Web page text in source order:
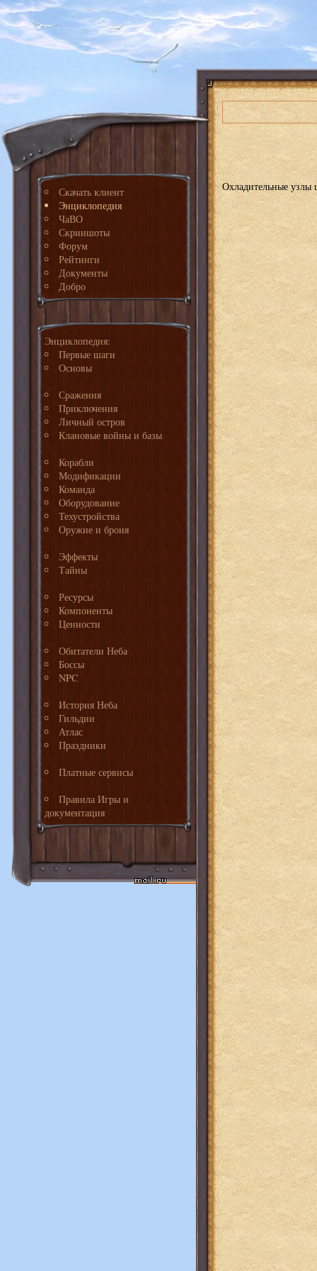
Скачать клиент
Энциклопедия
ЧаВО
Скриншоты
Форум
Рейтинги
Документы
Добро
Энциклопедия:
Первые шаги
Основы
Сражения
Приключения
Личный остров
Клановые войны и базы
Корабли
Модификации
Команда
Оборудование
Техустройства
Оружие и броня
Эффекты
Тайны
Ресурсы
Компоненты
Ценности
Обитатели Неба
Боссы
NPC
История Неба
Гильдии
Атлас
Праздники
Платные сервисы
Правила Игры и
документация
Охладительные